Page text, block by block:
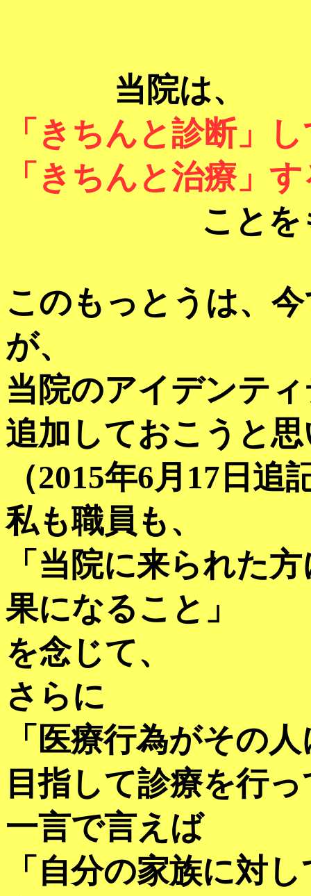
当院は、
「きちんと診断」
「きちんと治療」
ことをもっ
このもっとうは、
が、
当院のアイデンテ
追加しておこうと
（2015年6月17日追
私も職員も、
「当院に来られた
果になること」
を念じて、
さらに
「医療行為がその
目指して診療を行
一言で言えば
「自分の家族に対